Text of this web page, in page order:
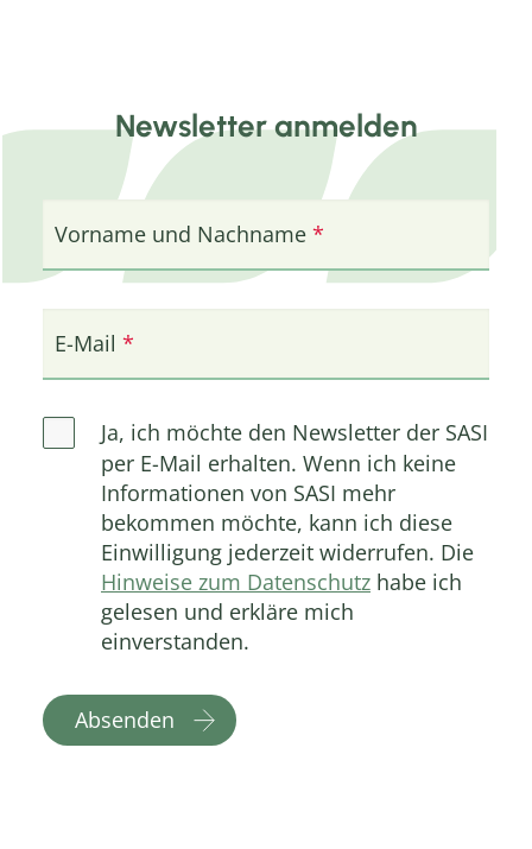
Newsletter anmelden
Vorname und Nachname
E-Mail
Ja, ich möchte den Newsletter der SASI
per E-Mail erhalten. Wenn ich keine
Informationen von SASI mehr
bekommen möchte, kann ich diese
Einwilligung jederzeit widerrufen. Die
Hinweise zum Datenschutz habe ich
gelesen und erkläre mich
einverstanden.
Absenden